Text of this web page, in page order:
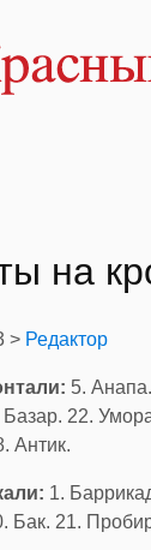
на
> Редактор
5.
22.
Антик.
1.
Бак. 21.